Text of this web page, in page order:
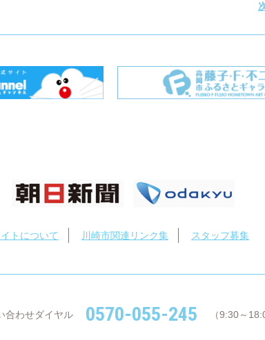
トについて 川崎市関連リンク集 スタッフ募集
合わせダイヤル 0570-055-245 （9:30～